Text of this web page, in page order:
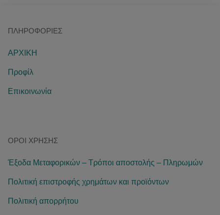
ΠΛΗΡΟΦΟΡΊΕΣ
ΑΡΧΙΚΗ
Προφίλ
Επικοινωνία
ΌΡΟΙ ΧΡΉΣΗΣ
Έξοδα Μεταφορικών – Τρόποι αποστολής – Πληρωμών
Πολιτική επιστροφής χρημάτων και προϊόντων
Πολιτική απορρήτου